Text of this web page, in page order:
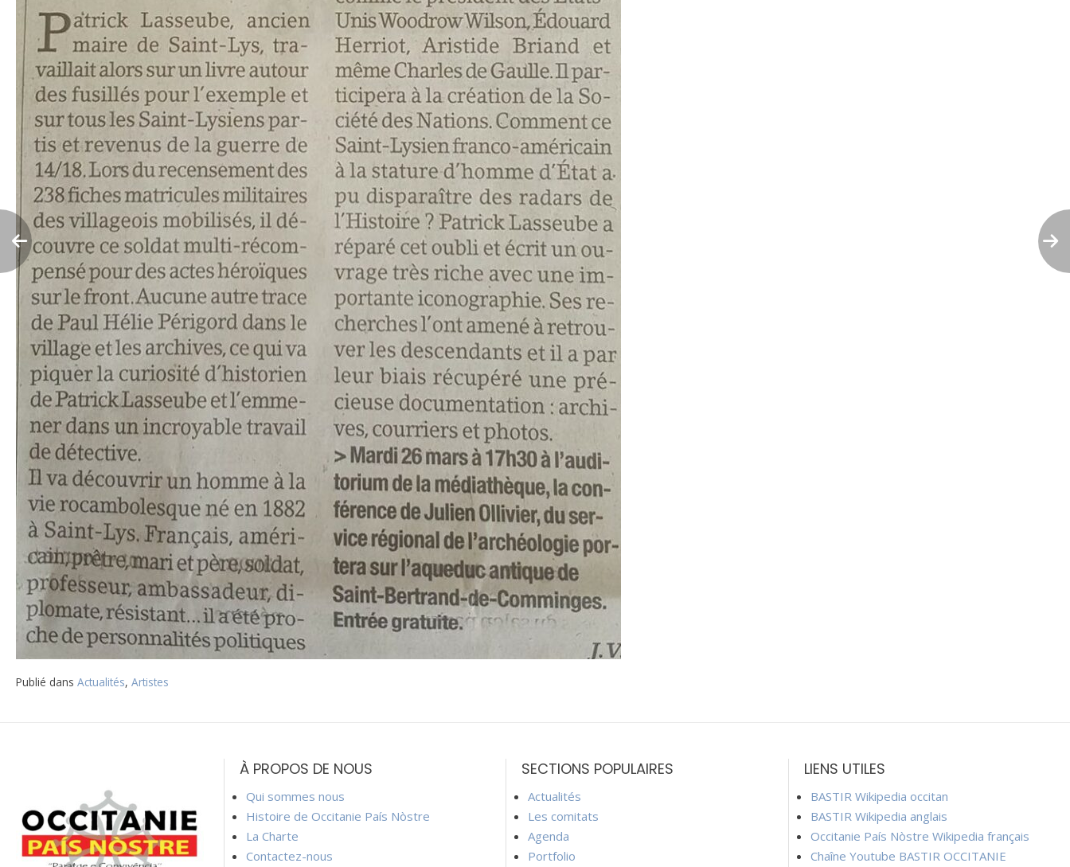
Publié dans Actualités, Artistes
l’article
À PROPOS DE NOUS
Qui sommes nous
Histoire de Occitanie País Nòstre
La Charte
Contactez-nous
SECTIONS POPULAIRES
Actualités
Les comitats
Agenda
Portfolio
LIENS UTILES
BASTIR Wikipedia occitan
BASTIR Wikipedia anglais
Occitanie País Nòstre Wikipedia français
Chaîne Youtube BASTIR OCCITANIE